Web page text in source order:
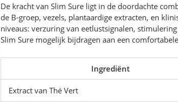
De kracht van Slim Sure ligt in de doordachte
de B-groep, vezels, plantaardige extracten, en
niveaus: verzuring van eetlustsignalen,
Slim Sure mogelijk bijdragen aan een
Ingrediënt
Extract van Thé Vert